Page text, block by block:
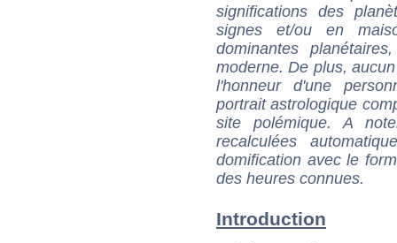
significations des
signes et/ou en
dominantes
moderne. De plus,
l'honneur d'une
portrait astrologique
site polémique. A
recalculées
domification avec le
des heures connues.
Introduction